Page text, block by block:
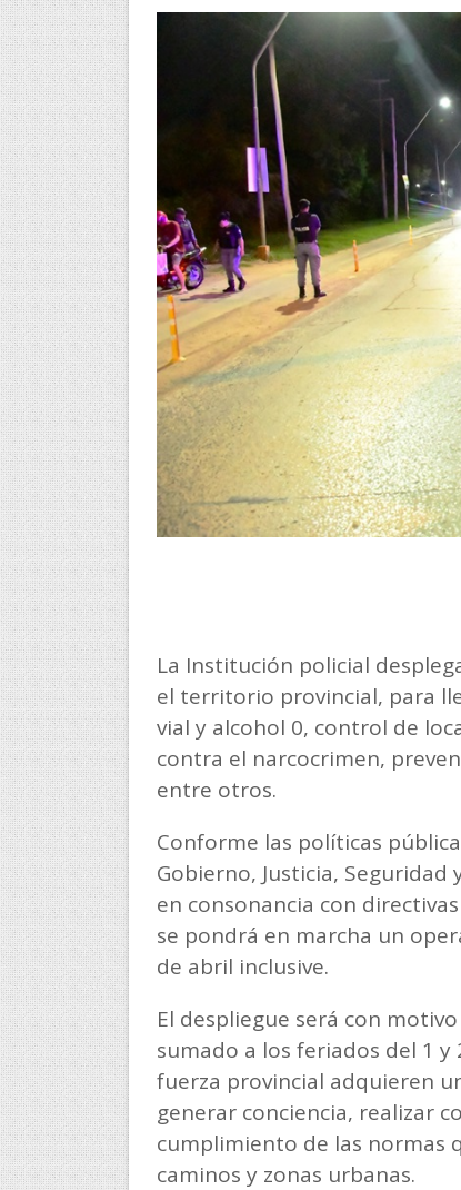
La Institución policial
el territorio provincial, para
vial y alcohol 0, control de
contra el narcocrimen,
entre otros.
Conforme las políticas
Gobierno, Justicia, Seguridad
en consonancia con
se pondrá en marcha un
de abril inclusive.
El despliegue será con
sumado a los feriados del 1
fuerza provincial adquieren
generar conciencia, realizar
cumplimiento de las normas
caminos y zonas urbanas.